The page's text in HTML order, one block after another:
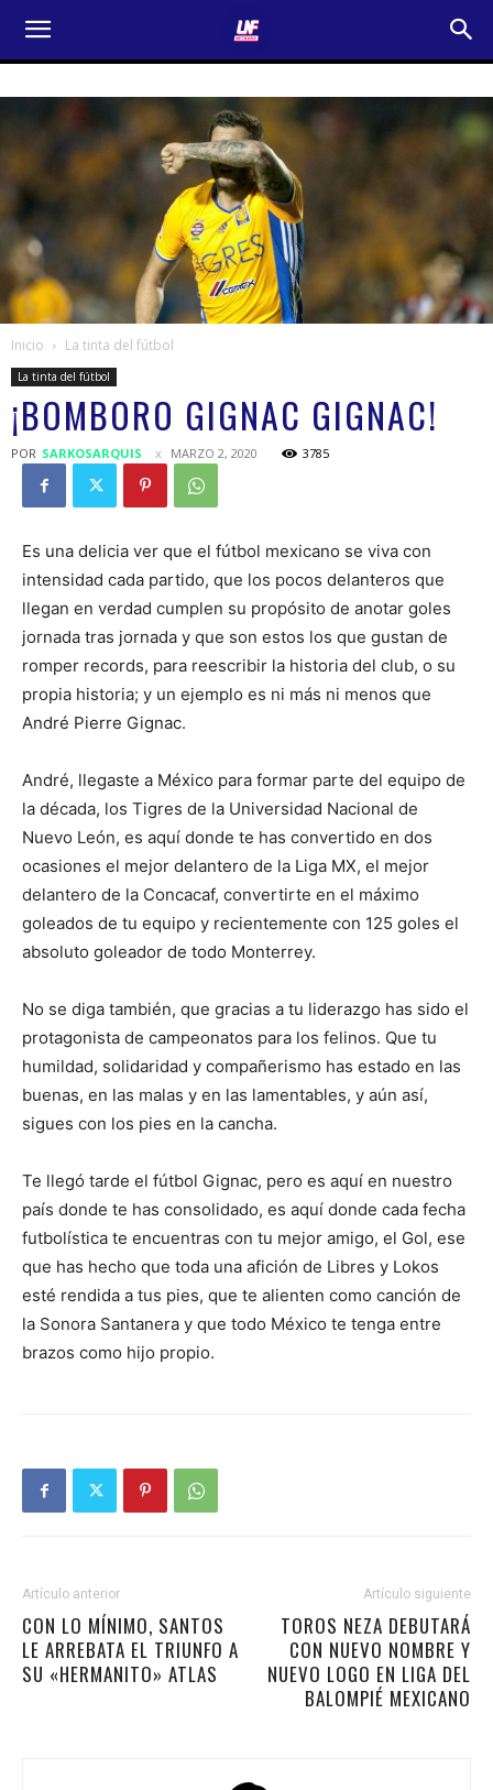
Inicio La tinta del fútbol
La tinta del fútbol
¡BOMBORO GIGNAC GIGNAC!
POR SARKOSARQUIS MARZO 2, 2020 3785
Es una delicia ver que el fútbol mexicano se viva con
intensidad cada partido, que los pocos delanteros que
llegan en verdad cumplen su propósito de anotar goles
jornada tras jornada y que son estos los que gustan de
romper records, para reescribir la historia del club, o su
propia historia; y un ejemplo es ni más ni menos que
André Pierre Gignac.
André, llegaste a México para formar parte del equipo de
la década, los Tigres de la Universidad Nacional de
Nuevo León, es aquí donde te has convertido en dos
ocasiones el mejor delantero de la Liga MX, el mejor
delantero de la Concacaf, convertirte en el máximo
goleados de tu equipo y recientemente con 125 goles el
absoluto goleador de todo Monterrey.
No se diga también, que gracias a tu liderazgo has sido el
protagonista de campeonatos para los felinos. Que tu
humildad, solidaridad y compañerismo has estado en las
buenas, en las malas y en las lamentables, y aún así,
sigues con los pies en la cancha.
Te llegó tarde el fútbol Gignac, pero es aquí en nuestro
país donde te has consolidado, es aquí donde cada fecha
futbolística te encuentras con tu mejor amigo, el Gol, ese
que has hecho que toda una afición de Libres y Lokos
esté rendida a tus pies, que te alienten como canción de
la Sonora Santanera y que todo México te tenga entre
brazos como hijo propio.
Artículo anterior
CON LO MÍNIMO, SANTOS
LE ARREBATA EL TRIUNFO A
SU «HERMANITO» ATLAS
Artículo siguiente
TOROS NEZA DEBUTARÁ
CON NUEVO NOMBRE Y
NUEVO LOGO EN LIGA DEL
BALOMPIÉ MEXICANO